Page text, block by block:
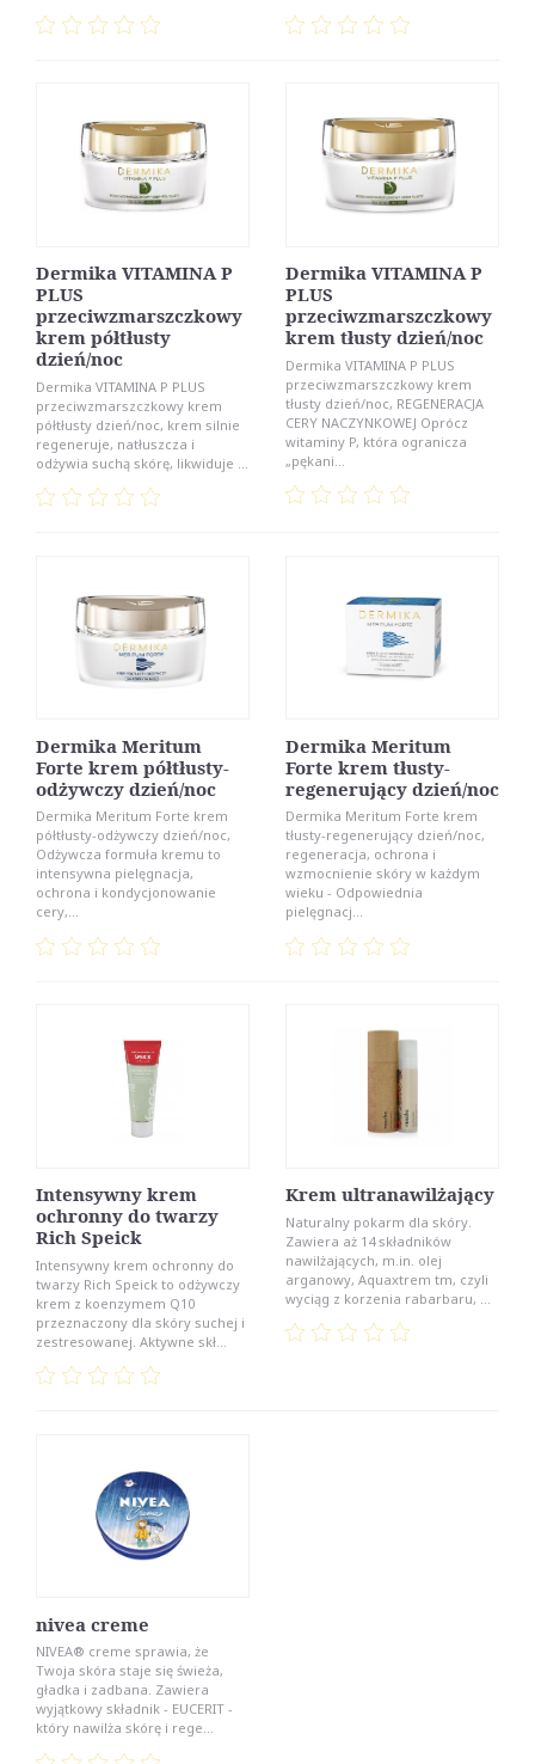
Dermika VITAMINA P
PLUS
przeciwzmarszczkowy
krem półtłusty
dzień/noc
Dermika VITAMINA P PLUS
przeciwzmarszczkowy krem
półtłusty dzień/noc, krem silnie
regeneruje, natłuszcza i
odżywia suchą skórę, likwiduje ...
Dermika VITAMINA P
PLUS
przeciwzmarszczkowy
krem tłusty dzień/noc
Dermika VITAMINA P PLUS
przeciwzmarszczkowy krem
tłusty dzień/noc, REGENERACJA
CERY NACZYNKOWEJ Oprócz
witaminy P, która ogranicza
„pękani...
Dermika Meritum
Forte krem półtłusty-
odżywczy dzień/noc
Dermika Meritum Forte krem
półtłusty-odżywczy dzień/noc,
Odżywcza formuła kremu to
intensywna pielęgnacja,
ochrona i kondycjonowanie
cery,...
Dermika Meritum
Forte krem tłusty-
regenerujący dzień/noc
Dermika Meritum Forte krem
tłusty-regenerujący dzień/noc,
regeneracja, ochrona i
wzmocnienie skóry w każdym
wieku - Odpowiednia
pielęgnacj...
Intensywny krem
ochronny do twarzy
Rich Speick
Intensywny krem ochronny do
twarzy Rich Speick to odżywczy
krem z koenzymem Q10
przeznaczony dla skóry suchej i
zestresowanej. Aktywne skł...
Krem ultranawilżający
Naturalny pokarm dla skóry.
Zawiera aż 14 składników
nawilżających, m.in. olej
arganowy, Aquaxtrem tm, czyli
wyciąg z korzenia rabarbaru, ...
nivea creme
NIVEA® creme sprawia, że
Twoja skóra staje się świeża,
gładka i zadbana. Zawiera
wyjątkowy składnik - EUCERIT -
który nawilża skórę i rege...